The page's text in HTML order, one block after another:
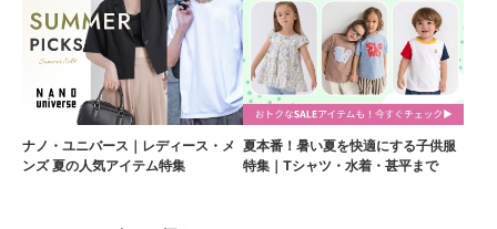
ナノ・ユニバース｜レディース・メ
ンズ 夏の人気アイテム特集
夏本番！暑い夏を快適にする子供服
特集｜Tシャツ・水着・甚平まで